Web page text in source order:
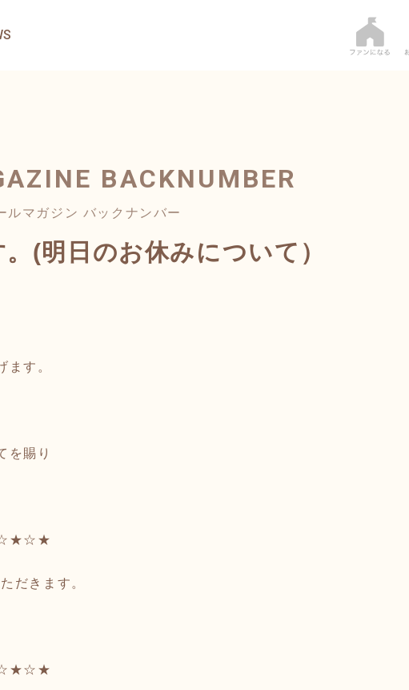
BACKNUMBER
ルマガジン バックナンバー
(明日のお休みについて）
す。
を賜り
だきます。